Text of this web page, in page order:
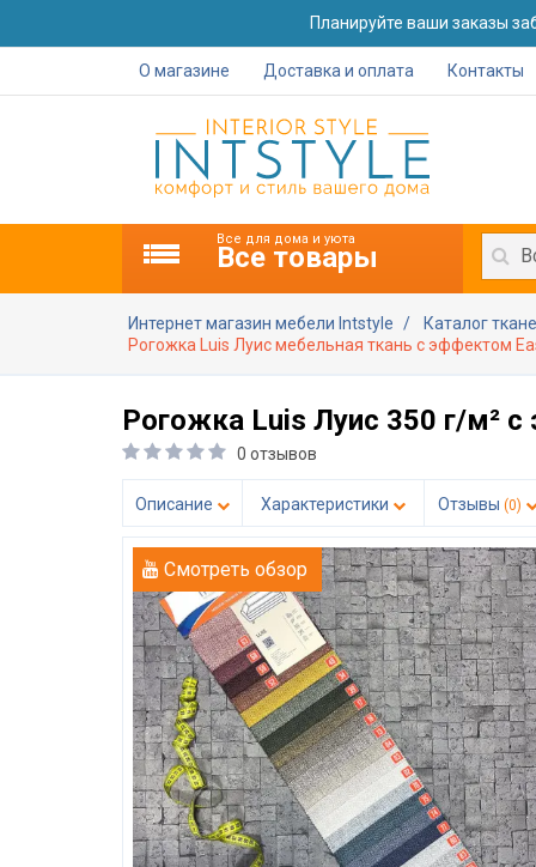
Планируйте ваши заказы
О магазине Доставка и оплата Контакты
Все для дома и уюта
Все товары
Интернет магазин мебели Intstyle Каталог
Рогожка Luis Луис мебельная ткань с эффектом
Рогожка Luis Луис 350 г/м²
0 отзывов
Описание Характеристики Отзывы (0)
Смотреть обзор